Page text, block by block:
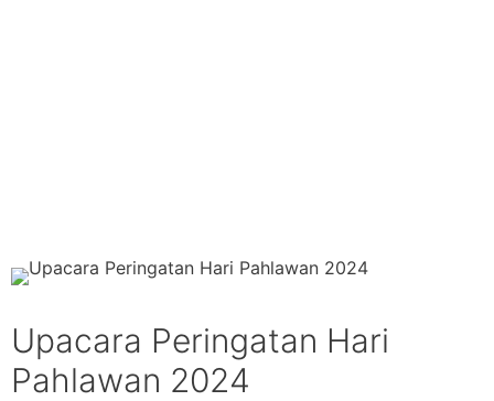
Upacara Peringatan Hari
Pahlawan 2024